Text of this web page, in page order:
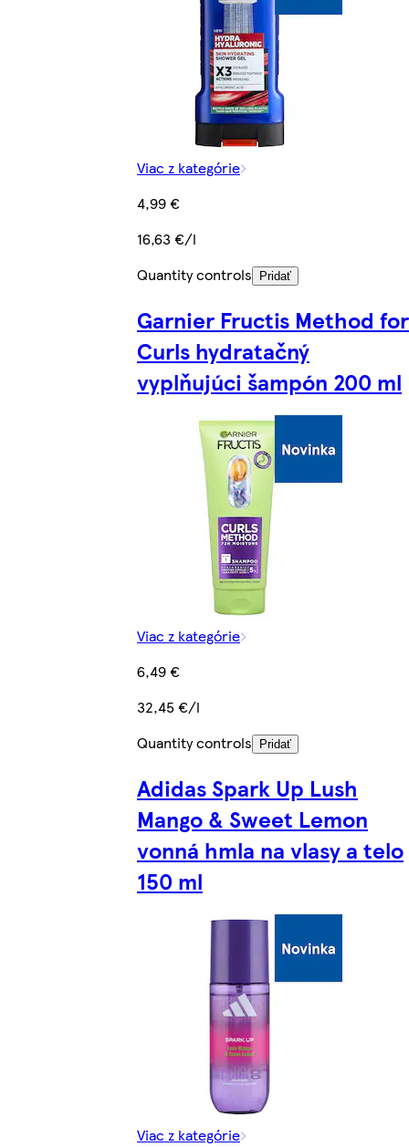
Viac z kategórie
4,99 €
16,63 €/l
Quantity controls
Pridať
Garnier Fructis Method for
Curls hydratačný
vyplňujúci šampón 200 ml
Viac z kategórie
6,49 €
32,45 €/l
Quantity controls
Pridať
Adidas Spark Up Lush
Mango & Sweet Lemon
vonná hmla na vlasy a telo
150 ml
Viac z kategórie